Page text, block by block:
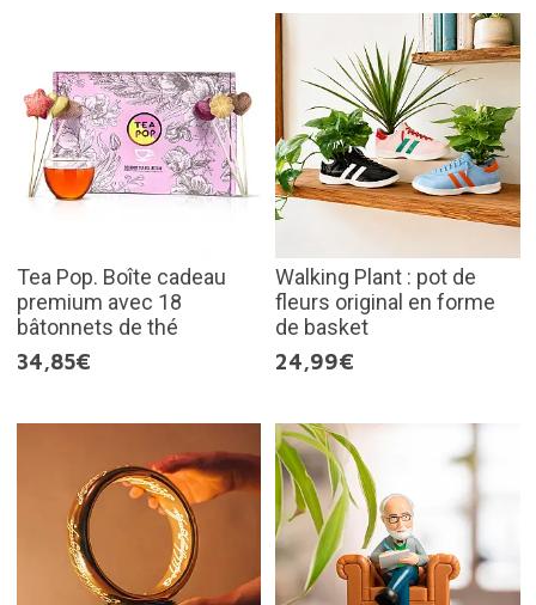
Tea Pop. Boîte cadeau
premium avec 18
bâtonnets de thé
34,85€
Walking Plant : pot de
fleurs original en forme
de basket
24,99€